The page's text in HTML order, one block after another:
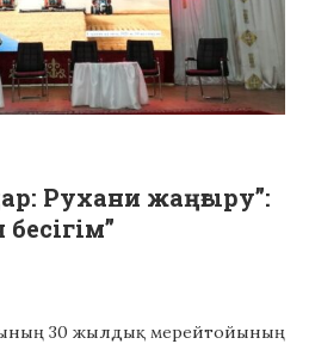
Рухани жаңғыру”:
30 жылдық мерейтойының